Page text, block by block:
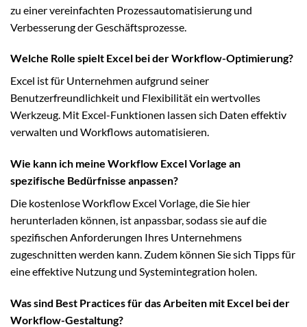
zu einer vereinfachten Prozessautomatisierung und
Verbesserung der Geschäftsprozesse.
Welche Rolle spielt Excel bei der Workflow-Optimierung?
Excel ist für Unternehmen aufgrund seiner
Benutzerfreundlichkeit und Flexibilität ein wertvolles
Werkzeug. Mit Excel-Funktionen lassen sich Daten effektiv
verwalten und Workflows automatisieren.
Wie kann ich meine Workflow Excel Vorlage an
spezifische Bedürfnisse anpassen?
Die kostenlose Workflow Excel Vorlage, die Sie hier
herunterladen können, ist anpassbar, sodass sie auf die
spezifischen Anforderungen Ihres Unternehmens
zugeschnitten werden kann. Zudem können Sie sich Tipps für
eine effektive Nutzung und Systemintegration holen.
Was sind Best Practices für das Arbeiten mit Excel bei der
Workflow-Gestaltung?